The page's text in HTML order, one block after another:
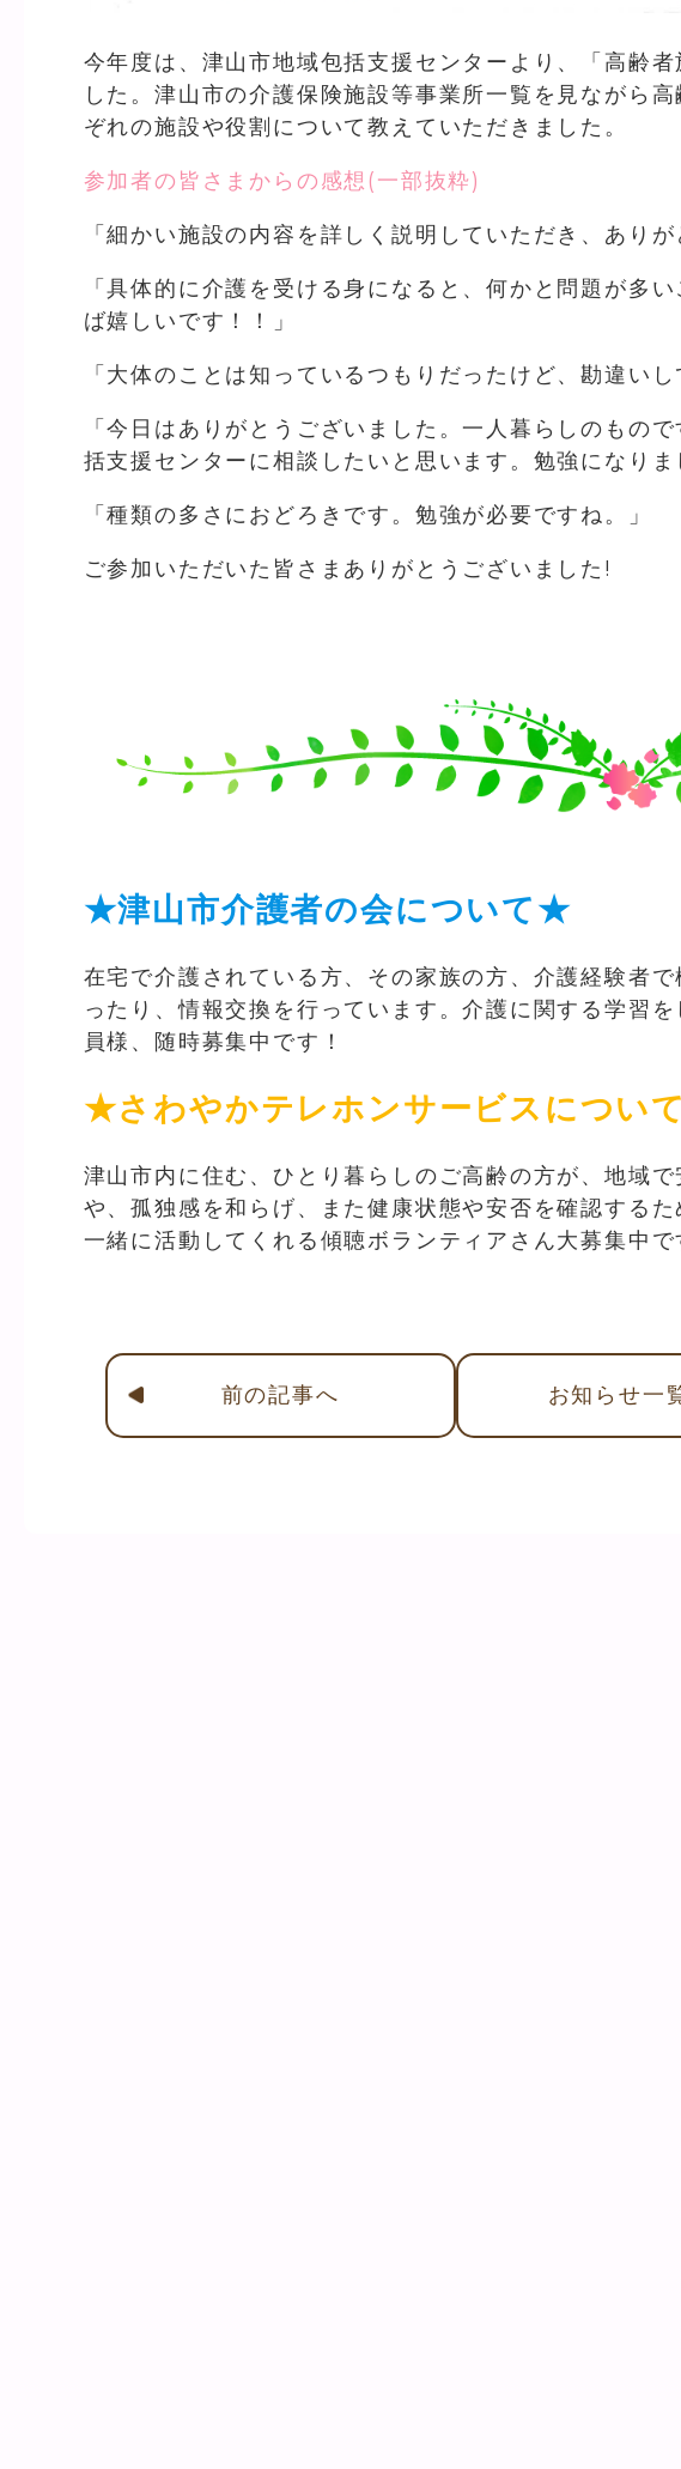
今年度は、津山市地域包括支援センターより、「高齢
した。津山市の介護保険施設等事業所一覧を見ながら
ぞれの施設や役割について教えていただきました。
参加者の皆さまからの感想(一部抜粋)
「細かい施設の内容を詳しく説明していただき、ありが
「具体的に介護を受ける身になると、何かと問題が多
ば嬉しいです！！」
「大体のことは知っているつもりだったけど、勘違い
「今日はありがとうございました。一人暮らしのもの
括支援センターに相談したいと思います。勉強になりま
「種類の多さにおどろきです。勉強が必要ですね。」
ご参加いただいた皆さまありがとうございました!
★津山市介護者の会について★
在宅で介護されている方、その家族の方、介護経験者
ったり、情報交換を行っています。介護に関する学習
員様、随時募集中です！
★さわやかテレホンサービスについ
津山市内に住む、ひとり暮らしのご高齢の方が、地域
や、孤独感を和らげ、また健康状態や安否を確認する
一緒に活動してくれる傾聴ボランティアさん大募集中で
前の記事へ お知らせ一